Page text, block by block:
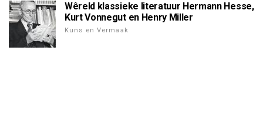
Wêreld klassieke literatuur Hermann Hesse,
Kurt Vonnegut en Henry Miller
Kuns en Vermaak